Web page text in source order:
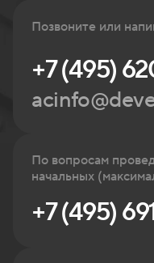
Позвоните или
+7 (495)
По вопросам
начальных
+7 (495)